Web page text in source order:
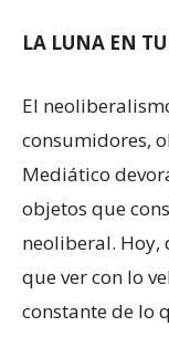
LA LUNA EN
El
consumidores,
Mediático
objetos que
neoliberal. Hoy,
que ver con lo
constante de lo